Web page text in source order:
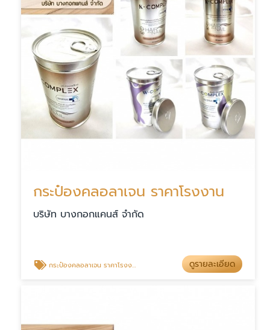
กระป๋องคลอลาเจน ราคาโรงงาน
บริษัท บางกอกแคนส์ จำกัด
กระป๋องคลอลาเจน ราคาโรงงาน ดูรายละเอียด